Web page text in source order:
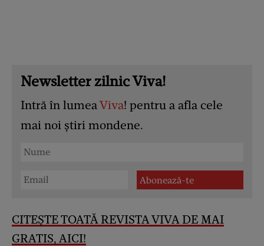
Newsletter zilnic Viva!
Intră în lumeaViva! pentru a afla cele
mai noi știri mondene.
CITEȘTE TOATĂ REVISTA VIVA DE MAI
GRATIS, AICI!